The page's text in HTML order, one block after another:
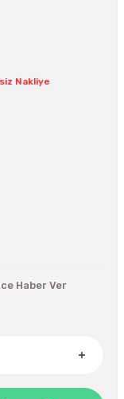
Nakliye
Haber Ver